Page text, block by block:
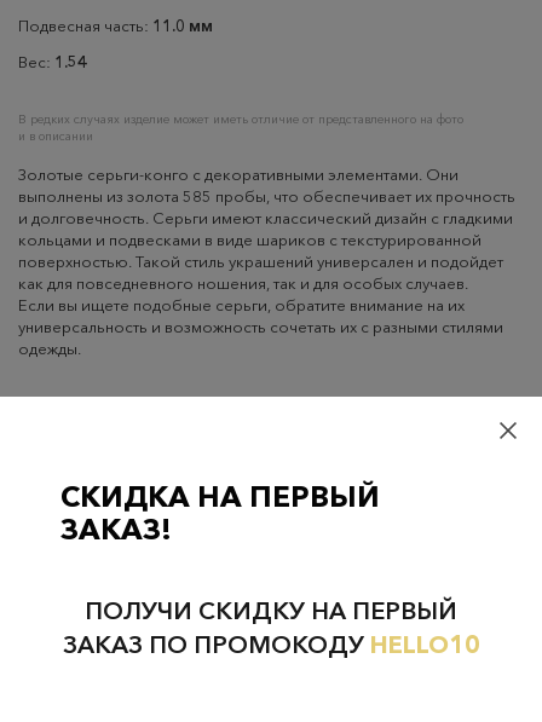
Подвесная часть: 11.0 мм
Вес: 1.54
В редких случаях изделие может иметь отличие от представленного на фото
и в описании
Золотые серьги-конго с декоративными элементами. Они
выполнены из золота 585 пробы, что обеспечивает их прочность
и долговечность. Серьги имеют классический дизайн с гладкими
кольцами и подвесками в виде шариков с текстурированной
поверхностью. Такой стиль украшений универсален и подойдет
как для повседневного ношения, так и для особых случаев.
Если вы ищете подобные серьги, обратите внимание на их
универсальность и возможность сочетать их с разными стилями
одежды.
Самовывоз из пунктов выдачи CDEK– бесплатно если товар
оплачен, в остальных случаях 300 руб.
СКИДКА НА ПЕРВЫЙ
ЗАКАЗ!
ПОЛУЧИ СКИДКУ НА ПЕРВЫЙ
ЗАКАЗ ПО ПРОМОКОДУ HELLO10